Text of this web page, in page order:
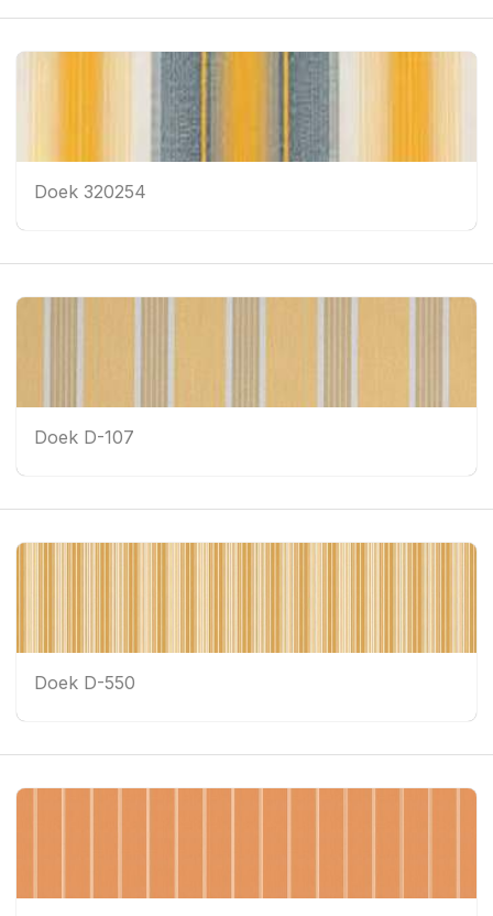
Doek 320254
Doek D-107
Doek D-550